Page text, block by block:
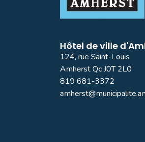
Hôtel de ville
124, rue Saint-Louis
Amherst Qc J0T 2L0
819 681-3372